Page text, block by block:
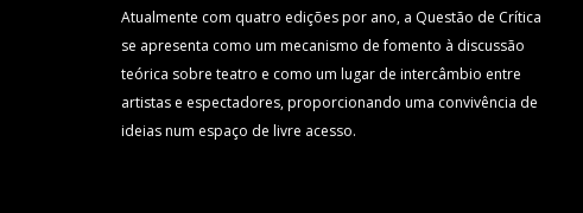
Atualmente com quatro edições por ano, a Questão de Crítica
se apresenta como um mecanismo de fomento à discussão
teórica sobre teatro e como um lugar de intercâmbio entre
artistas e espectadores, proporcionando uma convivência de
ideias num espaço de livre acesso.